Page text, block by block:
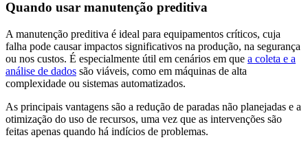
Quando usar manutenção preditiva
A manutenção preditiva é ideal para equipamentos críticos, cuja
falha pode causar impactos significativos na produção, na segurança
ou nos custos. É especialmente útil em cenários em que a coleta e a
análise de dados são viáveis, como em máquinas de alta
complexidade ou sistemas automatizados.
As principais vantagens são a redução de paradas não planejadas e a
otimização do uso de recursos, uma vez que as intervenções são
feitas apenas quando há indícios de problemas.